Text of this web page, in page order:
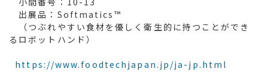
出展品：Softmatics™
（つぶれやすい食材を優しく衛生的に持つことができ
るロボットハンド）
https://www.foodtechjapan.jp/ja-jp.html